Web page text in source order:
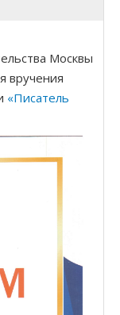
Москвы
вручения
«Писатель